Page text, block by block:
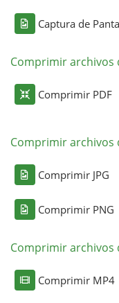
Captura de
Comprimir archivos
Comprimir PDF
Comprimir archivos
Comprimir JPG
Comprimir PNG
Comprimir archivos
Comprimir MP4